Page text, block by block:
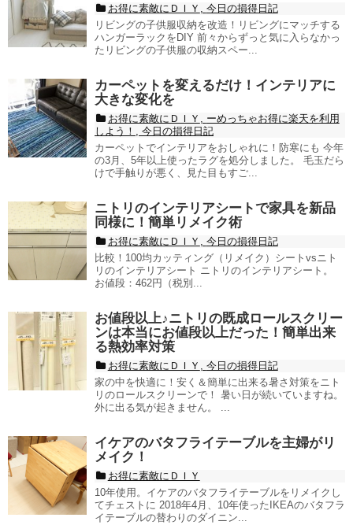
お得に素敵にＤＩＹ , 今日の損得日記
リビングの子供服収納を改造！リビングにマッチする
ハンガーラックをDIY 前々からずっと気に入らなかっ
たリビングの子供服の収納スペー...
カーペットを変えるだけ！インテリアに
大きな変化を
お得に素敵にＤＩＹ , ーめっちゃお得に楽天を利用
しよう！ , 今日の損得日記
カーペットでインテリアをおしゃれに！防寒にも 今年
の3月、5年以上使ったラグを処分しました。 毛玉だら
けで手触りが悪く、見た目もすご...
ニトリのインテリアシートで家具を新品
同様に！簡単リメイク術
お得に素敵にＤＩＹ , 今日の損得日記
比較！100均カッティング（リメイク）シートvsニト
リのインテリアシート ニトリのインテリアシート。
お値段：462円（税別...
お値段以上♪ニトリの既成ロールスクリー
ンは本当にお値段以上だった！簡単出来
る熱効率対策
お得に素敵にＤＩＹ , 今日の損得日記
家の中を快適に！安く＆簡単に出来る暑さ対策をニト
リのロールスクリーンで！ 暑い日が続いていますね。
外に出る気が起きません。 ...
イケアのバタフライテーブルを主婦がリ
メイク！
お得に素敵にＤＩＹ
10年使用。イケアのバタフライテーブルをリメイクし
てチェストに 2018年4月、10年使ったIKEAのバタフラ
イテーブルの替わりのダイニン...